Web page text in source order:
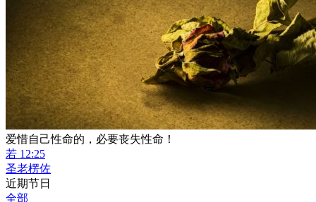
爱惜自己性命的，必要丧失性命！
若 12:25
圣老楞佐
近期节日
全部